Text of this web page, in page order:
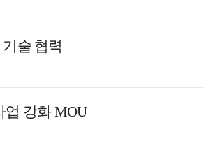
술 협력
업 강화 MOU